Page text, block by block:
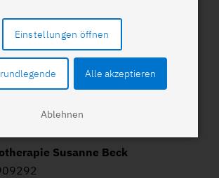
Georg Nitsch
Günter
Susanne Beck
Ablehnen
Einstellungen öffnen
Alle akzeptieren